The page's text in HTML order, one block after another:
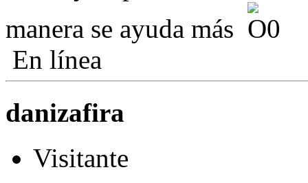
manera se ayuda más
En línea
danizafira
Visitante